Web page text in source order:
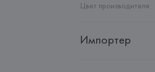
Цвет производителя:
Импортер